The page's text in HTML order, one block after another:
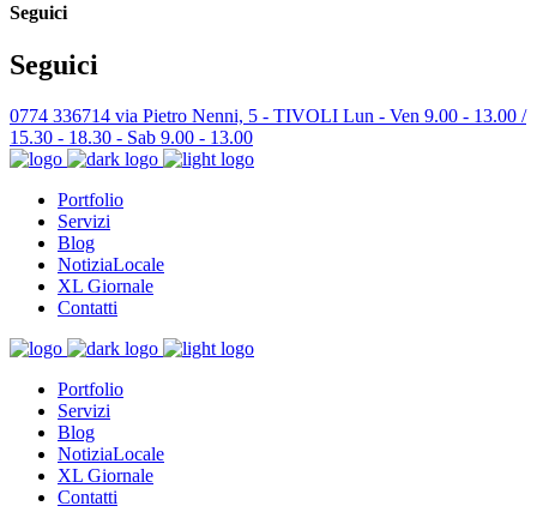
Seguici
Seguici
0774 336714 via Pietro Nenni, 5 - TIVOLI Lun - Ven 9.00 - 13.00 /
15.30 - 18.30 - Sab 9.00 - 13.00
Portfolio
Servizi
Blog
NotiziaLocale
XL Giornale
Contatti
Portfolio
Servizi
Blog
NotiziaLocale
XL Giornale
Contatti